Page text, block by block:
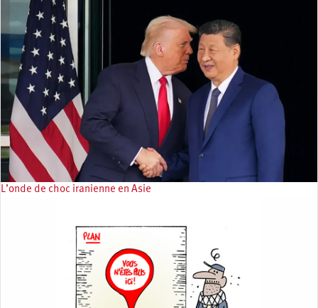
L’onde de choc iranienne en Asie